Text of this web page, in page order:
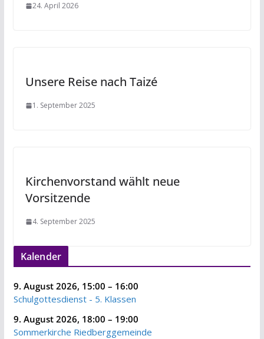
24. April 2026
Unsere Reise nach Taizé
1. September 2025
Kirchenvorstand wählt neue
Vorsitzende
4. September 2025
Kalender
9. August 2026, 15:00 – 16:00
Schulgottesdienst - 5. Klassen
9. August 2026, 18:00 – 19:00
Sommerkirche Riedberggemeinde